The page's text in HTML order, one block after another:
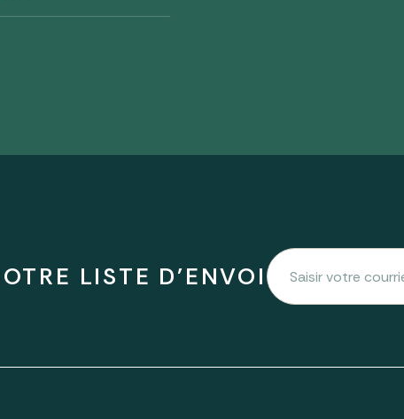
LISTE D'ENVOI